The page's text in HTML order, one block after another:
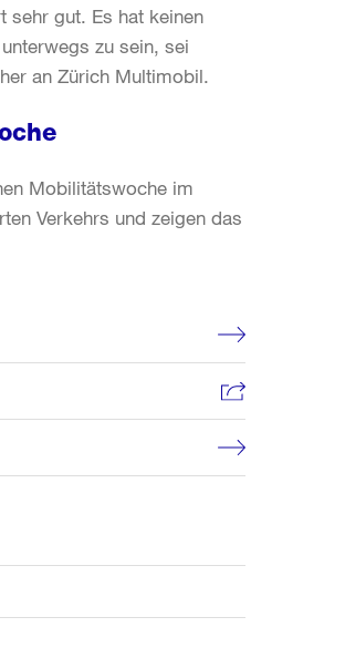
sehr gut. Es hat keinen
zu sein, sei
an Zürich Multimobil.
Mobilitätswoche im
Verkehrs und zeigen das